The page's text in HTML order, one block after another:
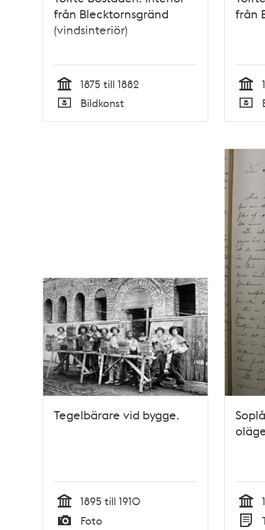
från Blecktornsgränd
(vindsinteriör)
Tid
1875 till 1882
Typ
Bildkonst
från
Tid
Typ
Tegelbärare vid bygge.
Tid
1895 till 1910
Foto Tid